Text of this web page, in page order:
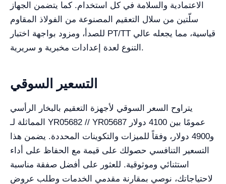
الاعتمادية والسلامة في كل استخدام. كما يتضمن الجهاز
سلّتين من سلال التعقيم المصنوعة من الفولاذ المقاوم
للصدأ، ومزود بواجهة اختبار PT/TT قياسية، مما يجعله عالي
التنوع لعدة إعدادات مخبرية و سريرية.
التسعير السوقي
يتراوح السعر السوقي لأجهزة التعقيم بالبخار الرأسي
المماثلة لـ YR05682 // YR05687 عمومًا بين 4100 دولار
و4900 دولار، وفقاً للميزات والتكوينات المحددة. يضمن هذا
التسعير التنافسي حصولك على قيمة مع الحفاظ على أداء
استثنائي وموثوقية. للعثور على أفضل صفقة مناسبة
لاحتياجاتك، نوصي بمقارنة مقدمي الخدمات وطلب عروض